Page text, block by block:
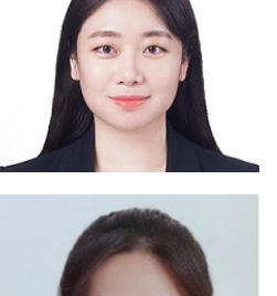
민주 콩고 에볼라환자 4천명 돌